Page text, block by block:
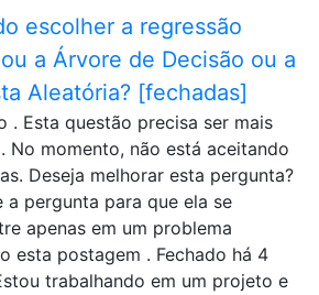
escolher a regressão
a Árvore de Decisão ou a
Aleatória? [fechadas]
. Esta questão precisa ser mais
No momento, não está aceitando
Deseja melhorar esta pergunta?
a pergunta para que ela se
apenas em um problema
esta postagem . Fechado há 4
trabalhando em um projeto e